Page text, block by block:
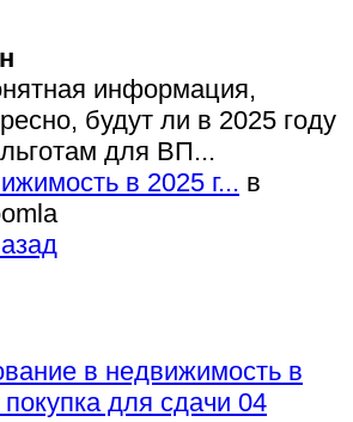
информация,
будут ли в 2025 году
для ВП...
в 2025 г... в
в недвижимость в
для сдачи 04